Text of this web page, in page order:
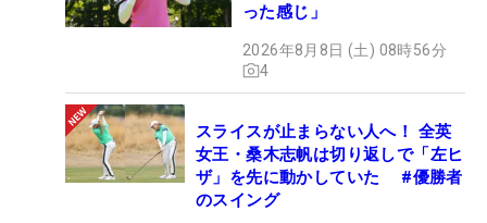
った感じ」
2026年8月8日 (土) 08時56分
4
スライスが止まらない人へ！ 全英
女王・桑木志帆は切り返しで「左ヒ
ザ」を先に動かしていた #優勝者
のスイング